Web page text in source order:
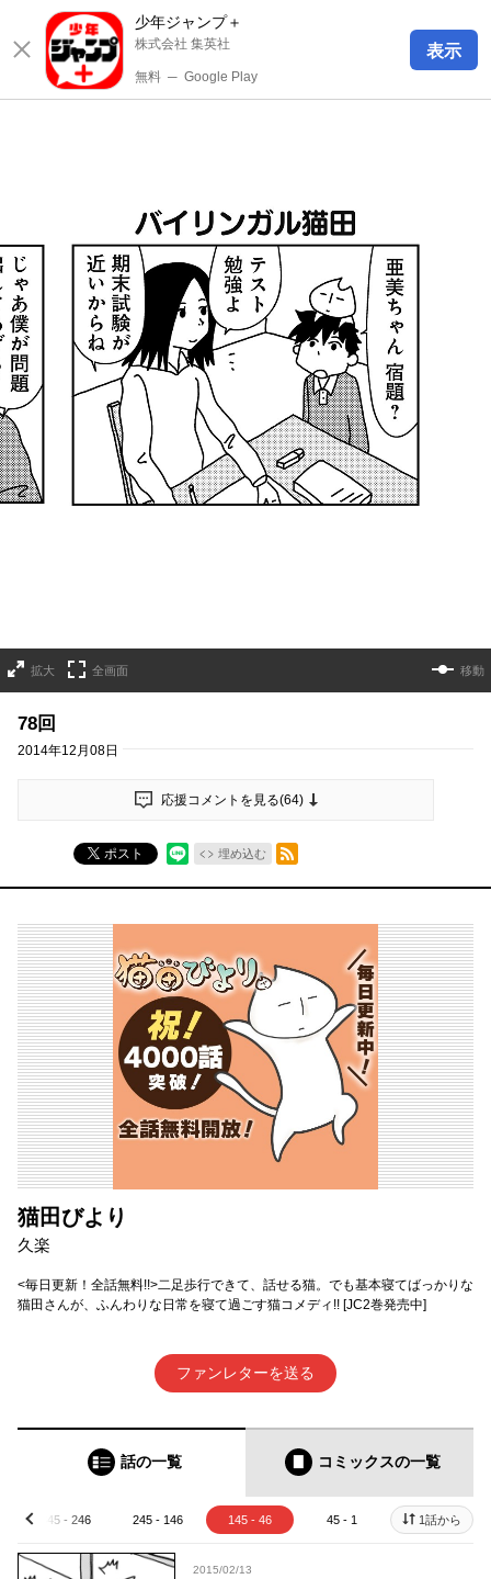
少年ジャンプ＋
株式会社 集英社
無料 ─ Google Play
表示
拡大 全画面 移動
78回
2014年12月08日
応援コメントを見る(64)
ポスト 埋め込む
RSSフィード
猫田びより
久楽
<毎日更新！全話無料!!>二足歩行できて、話せる猫。でも基本寝てばっかりな
猫田さんが、ふんわりな日常を寝て過ごす猫コメディ!! [JC2巻発売中]
ファンレターを送る
話の一覧 コミックスの一覧
345 - 246 245 - 146 145 - 46 45 - 1
prev 1話から
2015/02/13